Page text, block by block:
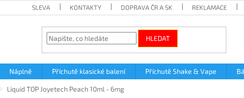
SLEVA KONTAKTY DOPRAVA ČR A SK REKLAMACE
HLEDAT
Náplně Příchutě klasické balení Příchutě Shake & Vape
Liquid TOP Joyetech Peach 10ml - 6mg